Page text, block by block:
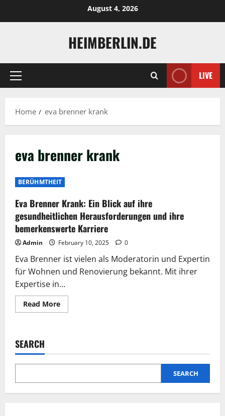
August 4, 2026
HEIMBERLIN.DE
Primary
LIVE
Home eva brenner krank
eva brenner krank
BERÜHMTHEIT
Eva Brenner Krank: Ein Blick auf ihre
gesundheitlichen Herausforderungen und ihre
bemerkenswerte Karriere
Admin February 10, 2025 0
Eva Brenner ist vielen als Moderatorin und Expertin
für Wohnen und Renovierung bekannt. Mit ihrer
Expertise in...
Read MoreRead
more
Blick
ihre
Herausforderungen
ihre
SEARCH
SEARCH